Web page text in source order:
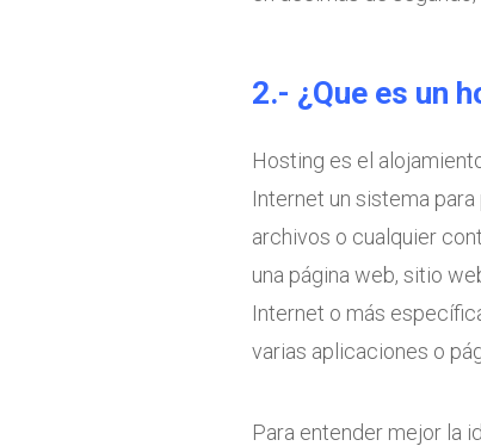
2.- ¿Que es un
Hosting es el
Internet un sistema
archivos o cualquier
una página web, sitio
Internet o más
varias aplicaciones o
Para entender mejor la